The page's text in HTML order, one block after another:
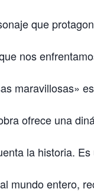
que
nos
maravillosas»
ofrece una
la historia. Es
mundo entero,